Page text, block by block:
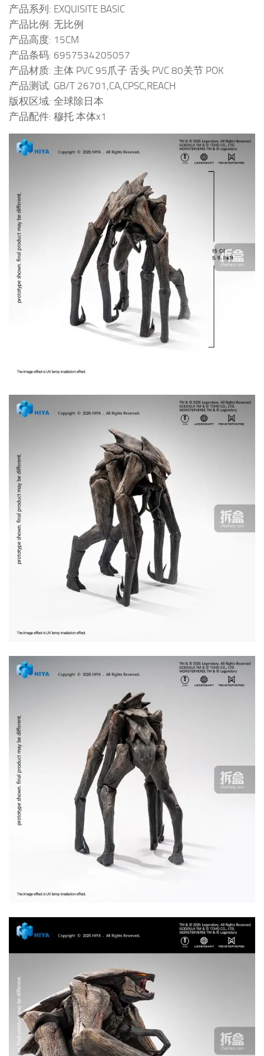
产品系列: EXQUISITE BASIC
产品比例: 无比例
产品高度: 15CM
产品条码: 6957534205057
产品材质: 主体 PVC 95爪子 舌头 PVC 80关节 POK
产品测试: GB/T 26701,CA,CPSC,REACH
版权区域: 全球除日本
产品配件: 穆托 本体x1